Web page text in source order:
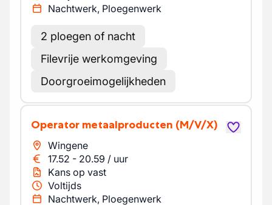
Nachtwerk, Ploegenwerk
2 ploegen of nacht
Filevrije werkomgeving
Doorgroeimogelijkheden
Operator metaalproducten (M/V/X)
Wingene
17.52 - 20.59 / uur
Kans op vast
Voltijds
Nachtwerk, Ploegenwerk